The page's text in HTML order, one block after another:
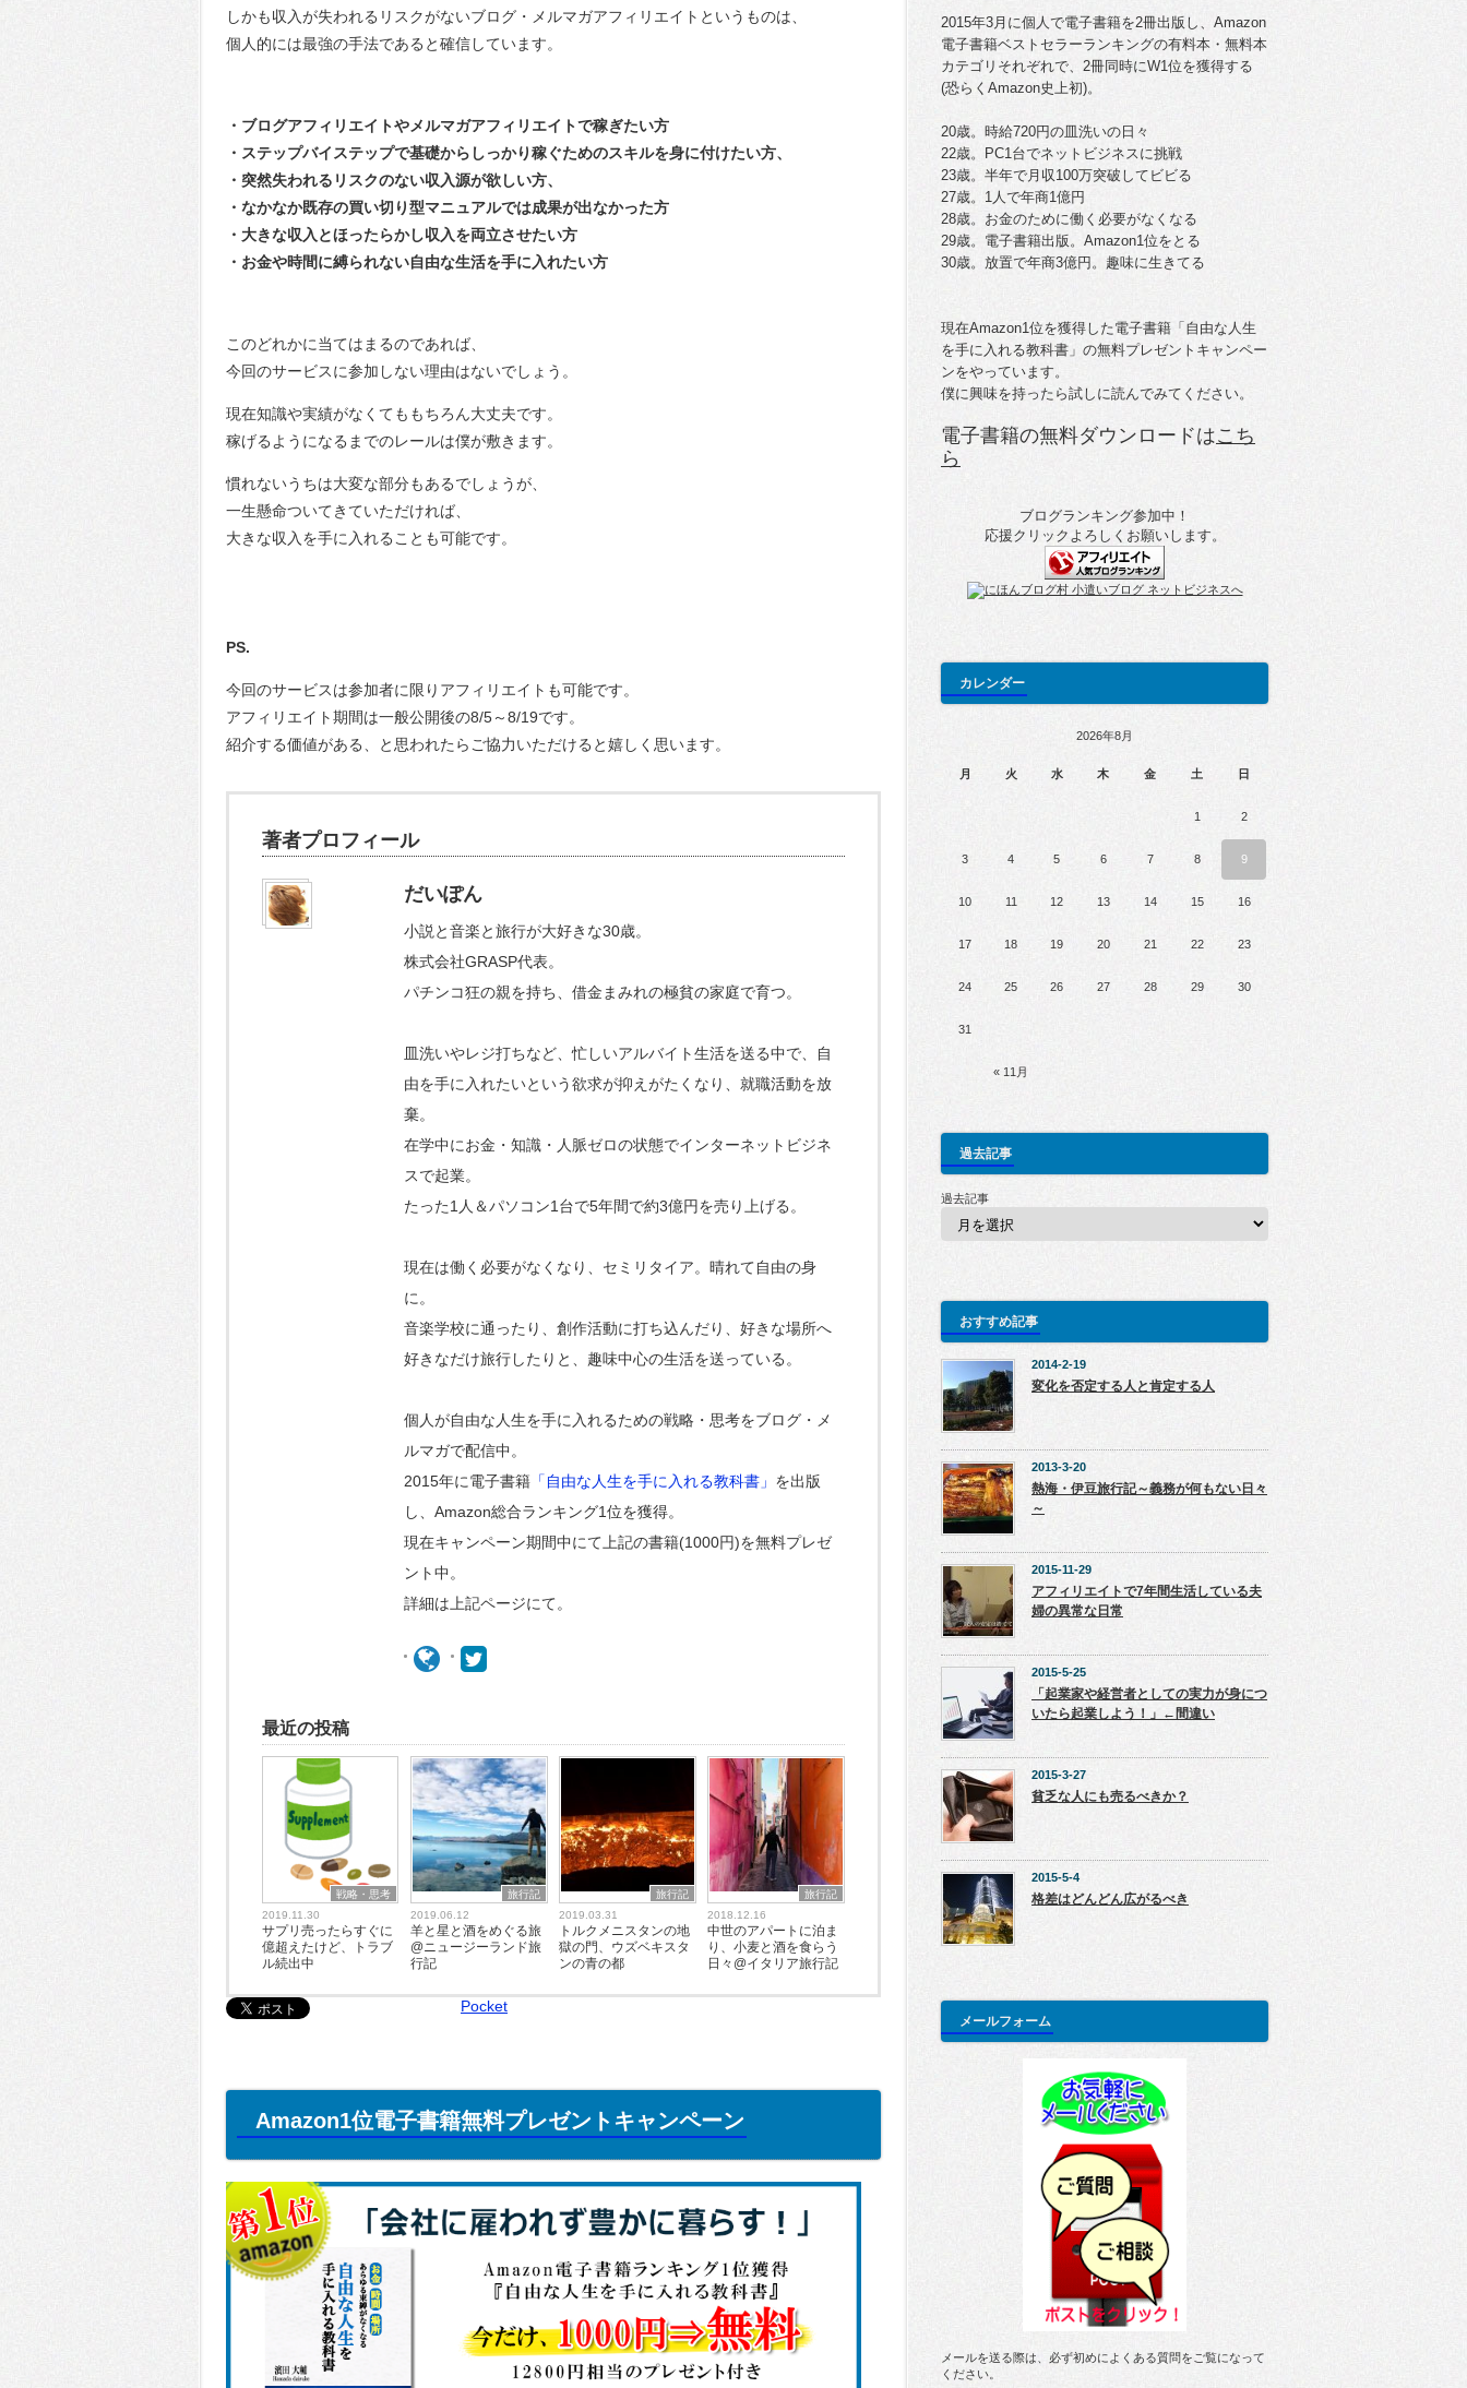
しかも収入が失われるリスクがないブログ・メルマガアフィリエイトというものは、
個人的には最強の手法であると確信しています。
・ブログアフィリエイトやメルマガアフィリエイトで稼ぎたい方
・ステップバイステップで基礎からしっかり稼ぐためのスキルを身に付けたい方、
・突然失われるリスクのない収入源が欲しい方、
・なかなか既存の買い切り型マニュアルでは成果が出なかった方
・大きな収入とほったらかし収入を両立させたい方
・お金や時間に縛られない自由な生活を手に入れたい方
このどれかに当てはまるのであれば、
今回のサービスに参加しない理由はないでしょう。
現在知識や実績がなくてももちろん大丈夫です。
稼げるようになるまでのレールは僕が敷きます。
慣れないうちは大変な部分もあるでしょうが、
一生懸命ついてきていただければ、
大きな収入を手に入れることも可能です。
PS.
今回のサービスは参加者に限りアフィリエイトも可能です。
アフィリエイト期間は一般公開後の8/5～8/19です。
紹介する価値がある、と思われたらご協力いただけると嬉しく思います。
著者プロフィール
だいぽん
小説と音楽と旅行が大好きな30歳。
株式会社GRASP代表。
パチンコ狂の親を持ち、借金まみれの極貧の家庭で育つ。
皿洗いやレジ打ちなど、忙しいアルバイト生活を送る中で、自
由を手に入れたいという欲求が抑えがたくなり、就職活動を放
棄。
在学中にお金・知識・人脈ゼロの状態でインターネットビジネ
スで起業。
たった1人＆パソコン1台で5年間で約3億円を売り上げる。
現在は働く必要がなくなり、セミリタイア。晴れて自由の身
に。
音楽学校に通ったり、創作活動に打ち込んだり、好きな場所へ
好きなだけ旅行したりと、趣味中心の生活を送っている。
個人が自由な人生を手に入れるための戦略・思考をブログ・メ
ルマガで配信中。
2015年に電子書籍 「自由な人生を手に入れる教科書」 を出版
し、Amazon総合ランキング1位を獲得。
現在キャンペーン期間中にて上記の書籍(1000円)を無料プレゼ
ント中。
詳細は上記ページにて。
最近の投稿
戦略・思考
2019.11.30
サプリ売ったらすぐに
億超えたけど、トラブ
ル続出中
旅行記
2019.06.12
羊と星と酒をめぐる旅
@ニュージーランド旅
行記
旅行記
2019.03.31
トルクメニスタンの地
獄の門、ウズベキスタ
ンの青の都
旅行記
2018.12.16
中世のアパートに泊ま
り、小麦と酒を食らう
日々@イタリア旅行記
Pocket
Amazon1位電子書籍無料プレゼントキャンペーン
2015年3月に個人で電子書籍を2冊出版し、Amazon
電子書籍ベストセラーランキングの有料本・無料本
カテゴリそれぞれで、2冊同時にW1位を獲得する
(恐らくAmazon史上初)。
20歳。時給720円の皿洗いの日々
22歳。PC1台でネットビジネスに挑戦
23歳。半年で月収100万突破してビビる
27歳。1人で年商1億円
28歳。お金のために働く必要がなくなる
29歳。電子書籍出版。Amazon1位をとる
30歳。放置で年商3億円。趣味に生きてる
現在Amazon1位を獲得した電子書籍「自由な人生
を手に入れる教科書」の無料プレゼントキャンペー
ンをやっています。
僕に興味を持ったら試しに読んでみてください。
電子書籍の無料ダウンロードはこち
ら
ブログランキング参加中！
応援クリックよろしくお願いします。
カレンダー
2026年8月
月 火 水 木 金 土 日
« 11月
1 2
3 4 5 6 7 8 9
10 11 12 13 14 15 16
17 18 19 20 21 22 23
24 25 26 27 28 29 30
31
過去記事
過去記事
おすすめ記事
2014-2-19
変化を否定する人と肯定する人
2013-3-20
熱海・伊豆旅行記～義務が何もない日々
～
2015-11-29
アフィリエイトで7年間生活している夫
婦の異常な日常
2015-5-25
「起業家や経営者としての実力が身につ
いたら起業しよう！」←間違い
2015-3-27
貧乏な人にも売るべきか？
2015-5-4
格差はどんどん広がるべき
メールフォーム
メールを送る際は、必ず初めによくある質問をご覧になって
ください。